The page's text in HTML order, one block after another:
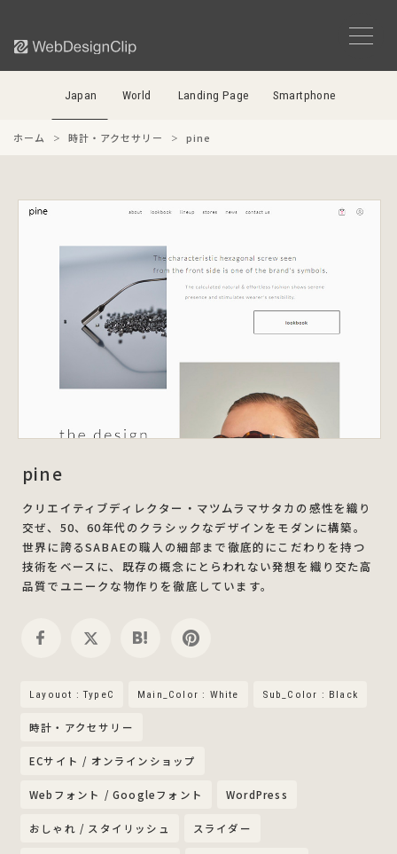
Japan World Landing Page Smartphone
ホーム 時計・アクセサリー pine
pine
クリエイティブディレクター・マツムラマサタカの感性を織り
交ぜ、50、60年代のクラシックなデザインをモダンに構築。
世界に誇るSABAEの職人の細部まで徹底的にこだわりを持つ
技術をベースに、既存の概念にとらわれない発想を織り交た高
品質でユニークな物作りを徹底しています。
Layouot : TypeC Main_Color : White Sub_Color : Black
時計・アクセサリー
ECサイト / オンラインショップ
Webフォント / Googleフォント WordPress
おしゃれ / スタイリッシュ スライダー